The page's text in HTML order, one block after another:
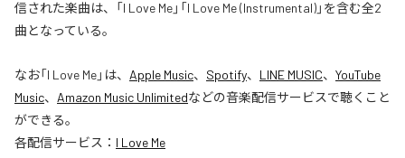
信された楽曲は、「I Love Me」「I Love Me (Instrumental)」を含む全2
曲となっている。
なお「I Love Me」は、 Apple Music、 Spotify、 LINE MUSIC、 YouTube
Music、 Amazon Music Unlimitedなどの音楽配信サービスで聴くこと
ができる。
各配信サービス： I Love Me